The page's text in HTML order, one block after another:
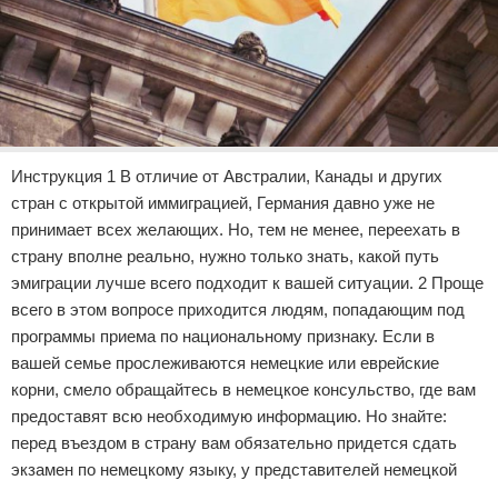
Инструкция 1 В отличие от Австралии, Канады и других
стран с открытой иммиграцией, Германия давно уже не
принимает всех желающих. Но, тем не менее, переехать в
страну вполне реально, нужно только знать, какой путь
эмиграции лучше всего подходит к вашей ситуации. 2 Проще
всего в этом вопросе приходится людям, попадающим под
программы приема по национальному признаку. Если в
вашей семье прослеживаются немецкие или еврейские
корни, смело обращайтесь в немецкое консульство, где вам
предоставят всю необходимую информацию. Но знайте:
перед въездом в страну вам обязательно придется сдать
экзамен по немецкому языку, у представителей немецкой